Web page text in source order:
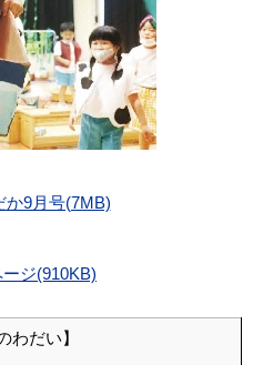
か9月号(7MB)
ジ(910KB)
わだい】